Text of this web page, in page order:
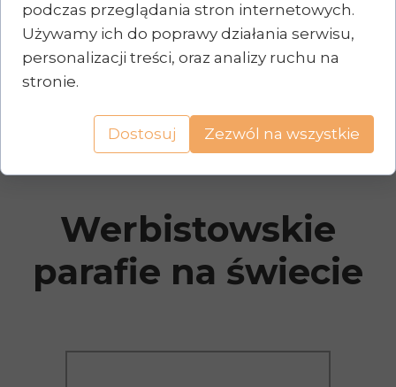
Naszą pracą misyjną pragniemy szerzyć królestwo
Jezusa Chrystusa i powiększyć tłumy stojących
przed tronem Bożym, odzianych w białe szaty, z
Werbistowskie
parafie na świecie
podczas przeglądania stron internetowych.
Używamy ich do poprawy działania serwisu,
personalizacji treści, oraz analizy ruchu na
stronie.
Dostosuj Zezwól na wszystkie